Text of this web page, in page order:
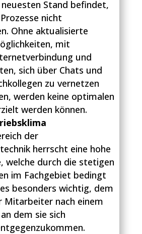
Stand befindet,
nicht
Ohne aktualisierte
mit
und
sich über Chats und
zu vernetzen
werden keine optimalen
werden können.
der
herrscht eine hohe
welche durch die stetigen
im Fachgebiet bedingt
besonders wichtig, dem
Mitarbeiter nach einem
dem sie sich